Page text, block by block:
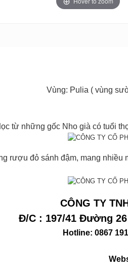
Vùng: Pulia ( vùng
từ những gốc Nho già có tuổi
rượu đỏ sánh đậm, mang
CÔNG TY
Đ/C : 197/41 Đường
Hotline: 0867